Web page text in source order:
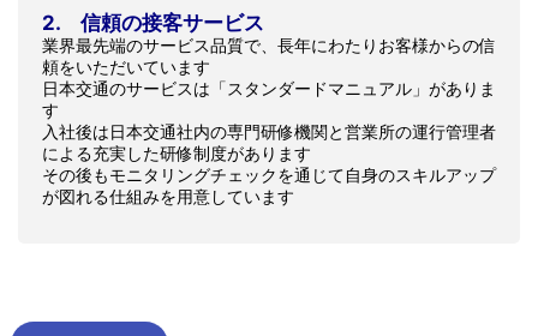
2. 信頼の接客サービス
業界最先端のサービス品質で、長年にわたりお客様からの信
頼をいただいています
日本交通のサービスは「スタンダードマニュアル」がありま
す
入社後は日本交通社内の専門研修機関と営業所の運行管理者
による充実した研修制度があります
その後もモニタリングチェックを通じて自身のスキルアップ
が図れる仕組みを用意しています